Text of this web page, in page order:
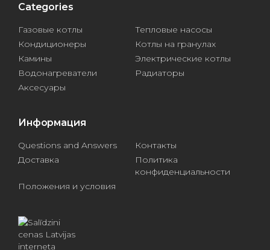
Categories
Газовые котлы
Тепловые насосы
Кондиционеры
Котлы на гранулах
Камины
Электрические котлы
Водонагреватели
Радиаторы
Аксесуары
Информация
Questions and Answers
Контакты
Доставка
Политика
конфиденциальности
Положения и условия